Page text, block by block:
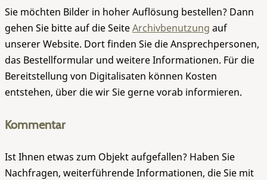
Sie möchten Bilder in hoher Auflösung bestellen? Dann
gehen Sie bitte auf die SeiteArchivbenutzung auf
unserer Website. Dort finden Sie die Ansprechpersonen,
das Bestellformular und weitere Informationen. Für die
Bereitstellung von Digitalisaten können Kosten
entstehen, über die wir Sie gerne vorab informieren.
Kommentar
Ist Ihnen etwas zum Objekt aufgefallen? Haben Sie
Nachfragen, weiterführende Informationen, die Sie mit